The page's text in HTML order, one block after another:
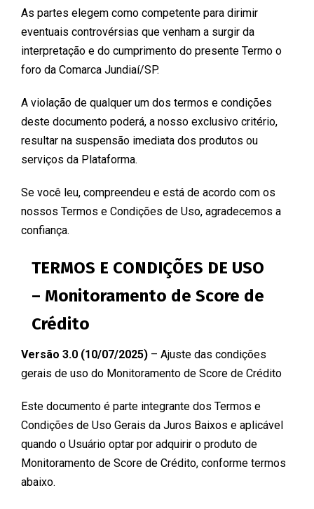
As partes elegem como competente para dirimir
eventuais controvérsias que venham a surgir da
interpretação e do cumprimento do presente Termo o
foro da Comarca Jundiaí/SP.
A violação de qualquer um dos termos e condições
deste documento poderá, a nosso exclusivo critério,
resultar na suspensão imediata dos produtos ou
serviços da Plataforma.
Se você leu, compreendeu e está de acordo com os
nossos Termos e Condições de Uso, agradecemos a
confiança.
TERMOS E CONDIÇÕES DE USO
– Monitoramento de Score de
Crédito
Versão 3.0 (10/07/2025) – Ajuste das condições
gerais de uso do Monitoramento de Score de Crédito
Este documento é parte integrante dos Termos e
Condições de Uso Gerais da Juros Baixos e aplicável
quando o Usuário optar por adquirir o produto de
Monitoramento de Score de Crédito, conforme termos
abaixo.